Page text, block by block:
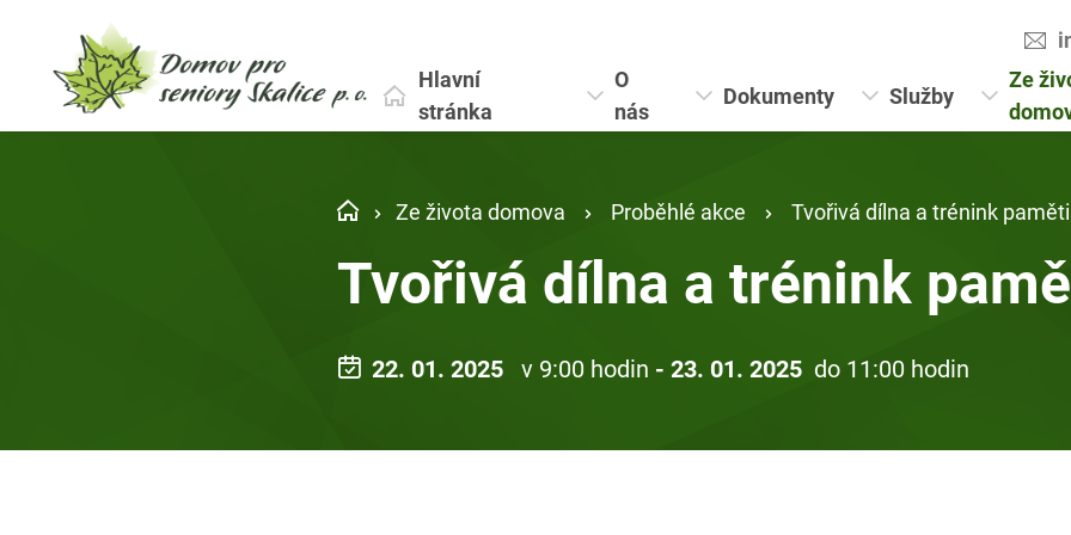
Hlavní
stránka
O
nás
Dokumenty Služby
Ze
Ze života domova Proběhlé akce Tvořivá dílna a trénink paměti
Tvořivá dílna a trénink
22. 01. 2025 v 9:00 hodin - 23. 01. 2025 do 11:00 hodin